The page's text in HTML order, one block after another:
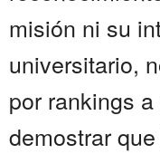
misión ni su
universitario,
por rankings
demostrar